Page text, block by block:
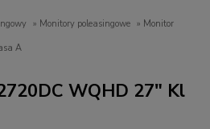
» Monitory poleasingowe » Monitor
A
WQHD 27" Kl